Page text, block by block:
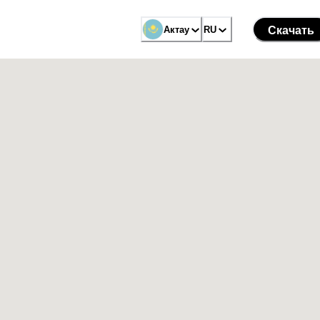
Актау RU Скачать